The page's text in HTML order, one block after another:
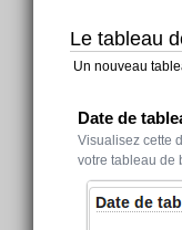
Le tableau
Un nouveau
Date de
Visualisez cette
votre tableau de